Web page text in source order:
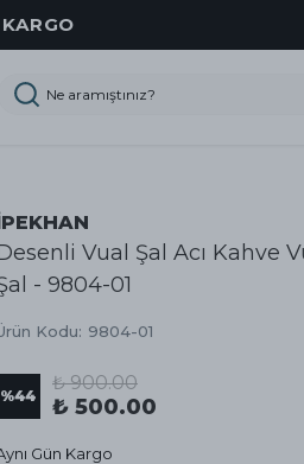
Vual Şal Acı Kahve
- 9804-01
Kodu: 9804-01
%44
₺ 900.00
₺ 500.00
Gün Kargo